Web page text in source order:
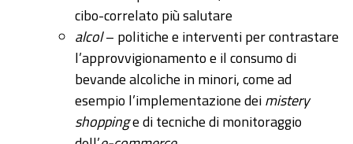
cibo-correlato più salutare
alcol– politiche e interventi per contrastare
l’approvvigionamento e il consumo di
bevande alcoliche in minori, come ad
esempio l’implementazione deimistery
shoppinge di tecniche di monitoraggio